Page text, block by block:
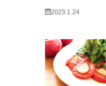
2023.1.24